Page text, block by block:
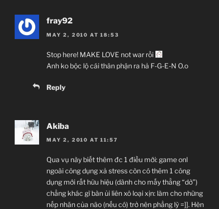
fray92
MAY 2, 2010 AT 18:53
Stop here! MAKE LOVE not war rồi
Anh ko bộc lộ cái thân phận ra hả F-G-E-N O.o
Reply
Akiba
MAY 2, 2010 AT 11:57
Qua vụ này biết thêm đc 1 điều mới: game onl
ngoài công dụng xả stress còn có thêm 1 công
dụng mới rất hữu hiệu (dành cho mấy thằng “dở”)
chẳng khác gì bàn ủi liên xô loại xịn: làm cho những
nếp nhăn của não (nếu có) trở nên phẳng lỳ =]]. Hèn